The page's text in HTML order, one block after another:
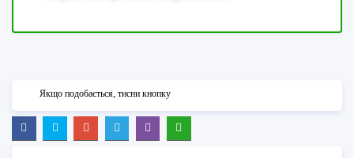
Якщо подобається, тисни кнопку